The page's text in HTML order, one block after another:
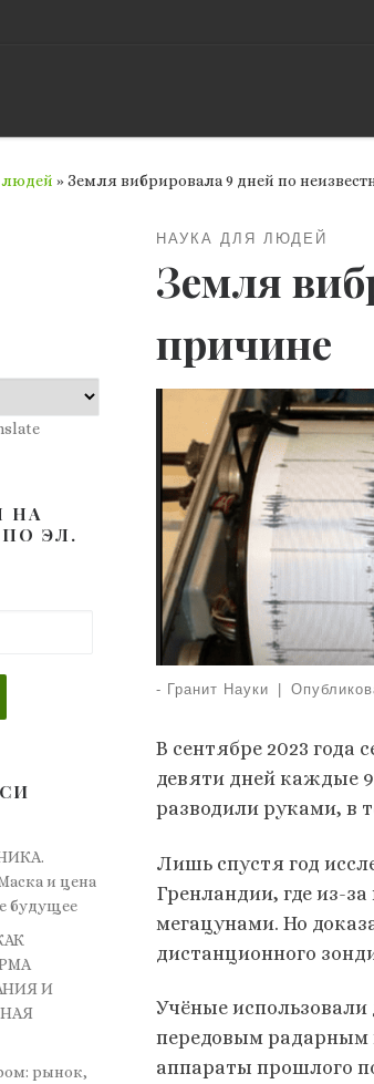
людей »Земля вибрировала 9 дней по
НАУКА ДЛЯ ЛЮДЕЙ
Земля
причине
- Гранит Науки
В сентябре 2023 года
девяти дней каждые
разводили руками, в
Лишь спустя год
Гренландии, где из-
мегацунами. Но
дистанционного
Учёные использовали
передовым радарным
аппараты прошлого
НА
ЭЛ.
и цена
будущее
И
рынок,